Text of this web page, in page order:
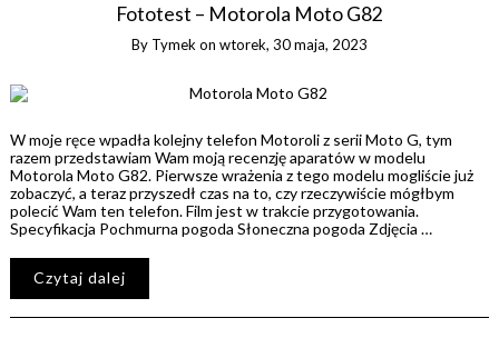
Fototest – Motorola Moto G82
By Tymekon wtorek, 30 maja, 2023
W moje ręce wpadła kolejny telefon Motoroli z serii Moto G, tym
razem przedstawiam Wam moją recenzję aparatów w modelu
Motorola Moto G82. Pierwsze wrażenia z tego modelu mogliście już
zobaczyć, a teraz przyszedł czas na to, czy rzeczywiście mógłbym
polecić Wam ten telefon. Film jest w trakcie przygotowania.
Specyfikacja Pochmurna pogoda Słoneczna pogoda Zdjęcia …
Czytaj dalej